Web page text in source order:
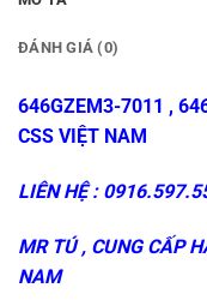
ĐÁNH GIÁ (0)
646GZEM3-7011 ,
CSS VIỆT NAM
LIÊN HỆ :
MR TÚ , CUNG CẤP
NAM